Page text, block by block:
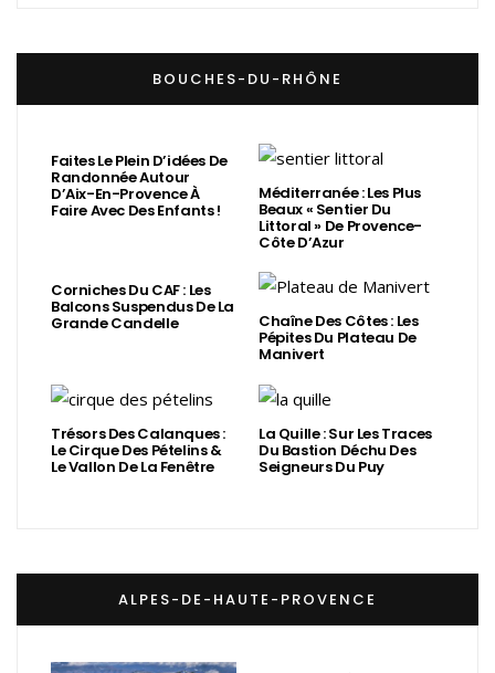
BOUCHES-DU-RHÔNE
Faites Le Plein D’idées De
Randonnée Autour
D’Aix-En-Provence À
Faire Avec Des Enfants !
Méditerranée : Les Plus
Beaux « Sentier Du
Littoral » De Provence-
Côte D’Azur
Corniches Du CAF : Les
Balcons Suspendus De La
Grande Candelle Chaîne Des Côtes : Les
Pépites Du Plateau De
Manivert
Trésors Des Calanques :
Le Cirque Des Pételins &
Le Vallon De La Fenêtre
La Quille : Sur Les Traces
Du Bastion Déchu Des
Seigneurs Du Puy
ALPES-DE-HAUTE-PROVENCE